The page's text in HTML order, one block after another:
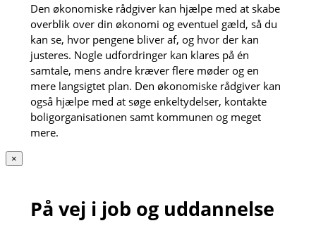
Den økonomiske rådgiver kan hjælpe med at skabe
overblik over din økonomi og eventuel gæld, så du
kan se, hvor pengene bliver af, og hvor der kan
justeres. Nogle udfordringer kan klares på én
samtale, mens andre kræver flere møder og en
mere langsigtet plan. Den økonomiske rådgiver kan
også hjælpe med at søge enkeltydelser, kontakte
boligorganisationen samt kommunen og meget
mere.
×
På vej i job og uddannelse